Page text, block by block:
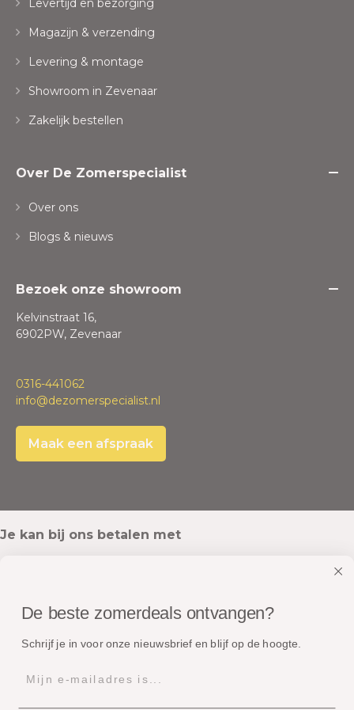
Levertijd en bezorging
Magazijn & verzending
Levering & montage
Showroom in Zevenaar
Zakelijk bestellen
Over De Zomerspecialist
Over ons
Blogs & nieuws
Bezoek onze showroom
Kelvinstraat 16,
6902PW, Zevenaar
0316-441062
info@dezomerspecialist.nl
Maak een afspraak
Je kan bij ons betalen met
Onze pakketten worden verstuurd met
De beste zomerdeals ontvangen?
Schrijf je in voor onze nieuwsbrief en blijf op de hoogte.